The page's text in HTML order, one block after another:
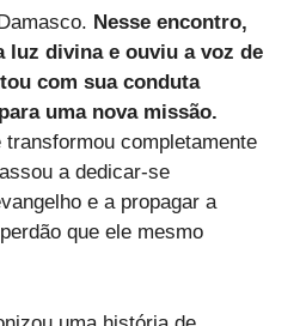
Nesse encontro,
luz divina e ouviu a voz de
com sua conduta
uma nova missão.
completamente
a dedicar-se
e a propagar a
que ele mesmo